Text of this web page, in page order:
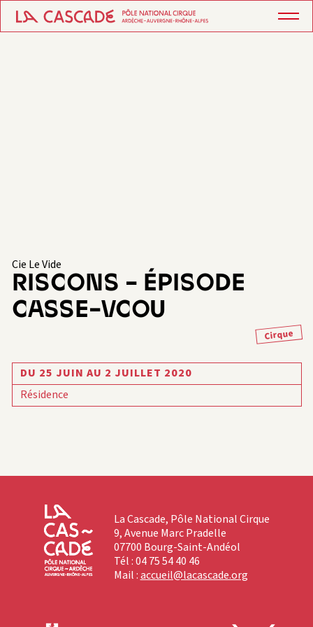
Cie Le Vide
RISCONS – ÉPISODE
CASSE-VCOU
Cirque
DU 25 JUIN AU 2 JUILLET 2020
Résidence
La Cascade, Pôle National Cirque
9, Avenue Marc Pradelle
07700 Bourg-Saint-Andéol
Tél : 04 75 54 40 46
Mail :accueil@lacascade.org